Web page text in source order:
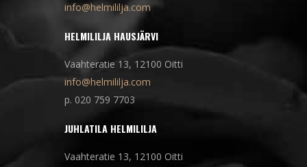
info@helmililja.com
HELMILILJA HAUSJÄRVI
Vaahteratie 13, 12100 Oitti
info@helmililja.com
p. 020 759 7703
JUHLATILA HELMILILJA
Vaahteratie 13, 12100 Oitti